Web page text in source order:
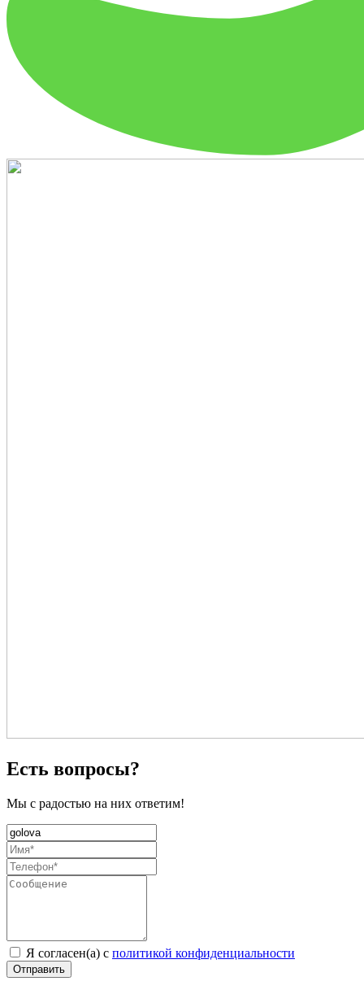
Есть вопросы?
Мы с радостью на них ответим!
Я согласен(а) с политикой конфиденциальности
Отправить